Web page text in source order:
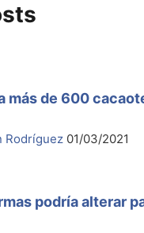
más de 600
Rodríguez 01/03/2021
podría alterar